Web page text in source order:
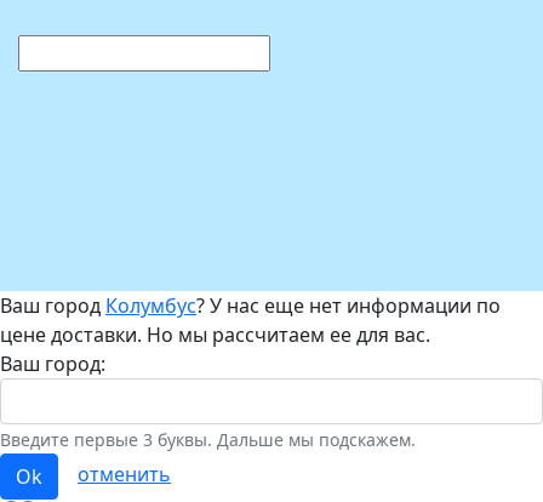
Ваш город Колумбус? У нас еще нет информации по
цене доставки. Но мы рассчитаем ее для вас.
Ваш город:
Введите первые 3 буквы. Дальше мы подскажем.
Ok
отменить